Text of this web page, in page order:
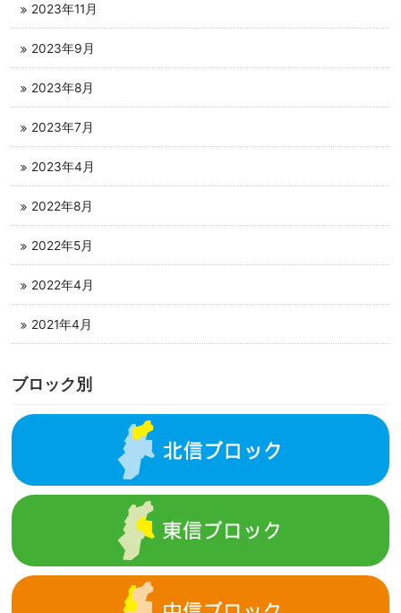
2023年11月
2023年9月
2023年8月
2023年7月
2023年4月
2022年8月
2022年5月
2022年4月
2021年4月
ブロック別